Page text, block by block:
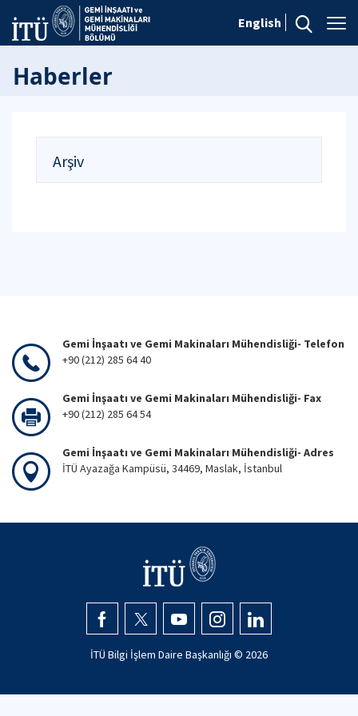
English
Haberler
Arşiv
Gemi İnşaatı ve Gemi Makinaları Mühendisliği- Telefon
+90 (212) 285 64 40
Gemi İnşaatı ve Gemi Makinaları Mühendisliği- Fax
+90 (212) 285 64 54
Gemi İnşaatı ve Gemi Makinaları Mühendisliği- Adres
İTÜ Ayazağa Kampüsü, 34469, Maslak, İstanbul
İTÜ Bilgi İşlem Daire Başkanlığı © 2026